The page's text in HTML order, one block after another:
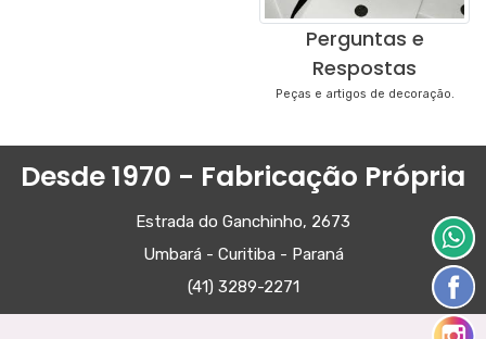
Perguntas e
Respostas
Peças e artigos de decoração.
Desde 1970 - Fabricação Própria
Estrada do Ganchinho, 2673
Umbará - Curitiba - Paraná
(41) 3289-2271